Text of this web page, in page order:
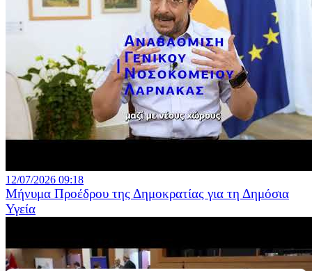
12/07/2026 09:18
Μήνυμα Προέδρου της Δημοκρατίας για τη Δημόσια
Υγεία